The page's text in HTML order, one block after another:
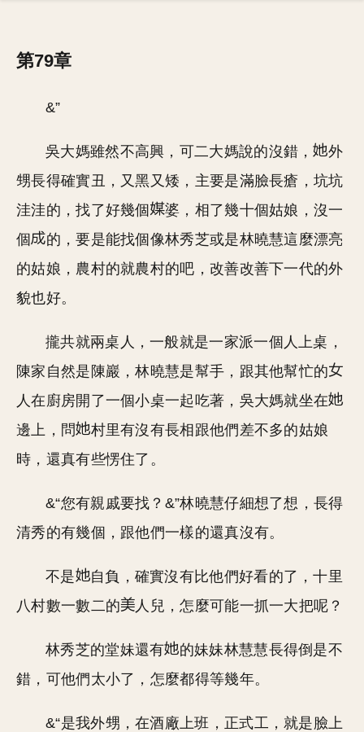
第79章
&”
吳大媽雖然不高興，可二大媽說的沒錯，
外
甥長得確實丑，又黑又矮，主要是滿臉長瘡，坑坑
洼洼的，找了好幾個
婆，相了幾十個姑娘，沒一
個
的，要是能找個像林秀芝或是林曉慧這麼漂亮
的姑娘，農村的就農村的吧，改善改善下一代的外
貌也好。
攏共就兩桌人，一般就是一家派一個人上桌，
陳家自然是陳巖，林曉慧是幫手，跟其他幫忙的
人在廚房開了一個小桌一起吃著，吳大媽就坐在
邊上，問
村里有沒有長相跟他們差不多的姑娘
時，還真有些愣住了。
&“您有親戚要找？&”林曉慧仔細想了想，長得
清秀的有幾個，跟他們一樣的還真沒有。
不是
自負，確實沒有比他們好看的了，十里
八村數一數二的
人兒，怎麼可能一抓一大把呢？
林秀芝的堂妹還有
的妹妹林慧慧長得倒是不
錯，可他們太小了，怎麼都得等幾年。
&“是我外甥，在酒廠上班，正式工，就是臉上